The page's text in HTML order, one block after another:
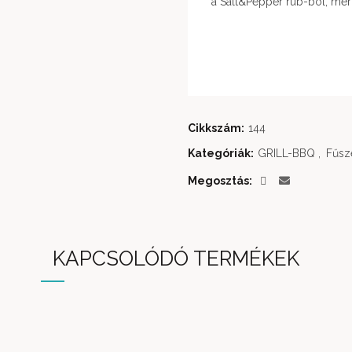
Cikkszám: 144
Kategóriák: GRILL-BBQ
Megosztás
KAPCSOLÓDÓ TERMÉKEK